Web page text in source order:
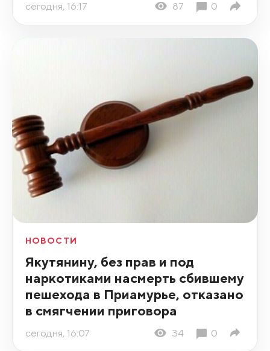
сегодня, 16:17 87 0
НОВОСТИ
Якутянину, без прав и под
наркотиками насмерть сбившему
пешехода в Приамурье, отказано
в смягчении приговора
сегодня, 16:07 34 0